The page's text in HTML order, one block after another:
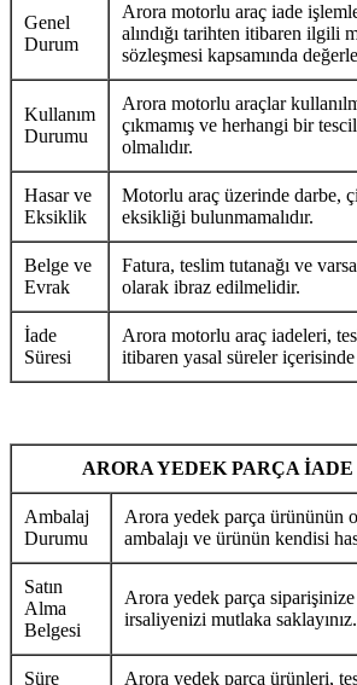
Genel
Durum
Arora motorlu araç iade
alındığı tarihten itibaren ilgili
sözleşmesi kapsamında
Kullanım
Durumu
Arora motorlu araçlar
çıkmamış ve herhangi bir
olmalıdır.
Hasar ve
Eksiklik
Motorlu araç üzerinde darbe,
eksikliği bulunmamalıdır.
Belge ve
Evrak
Fatura, teslim tutanağı ve
olarak ibraz edilmelidir.
İade
Süresi
Arora motorlu araç iadeleri,
itibaren yasal süreler
ARORA YEDEK PARÇA
Ambalaj
Durumu
Arora yedek parça ürününün
ambalajı ve ürünün kendisi
Satın
Alma
Belgesi
Arora yedek parça
irsaliyenizi mutlaka saklayınız.
Süre Arora yedek parça ürünleri,